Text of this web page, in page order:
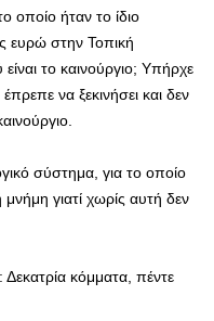
ήταν το ίδιο
ευρώ στην Τοπική
το καινούργιο; Υπήρχε
να ξεκινήσει και δεν
σύστημα, για το οποίο
μνήμη γιατί χωρίς αυτή δεν
κόμματα, πέντε